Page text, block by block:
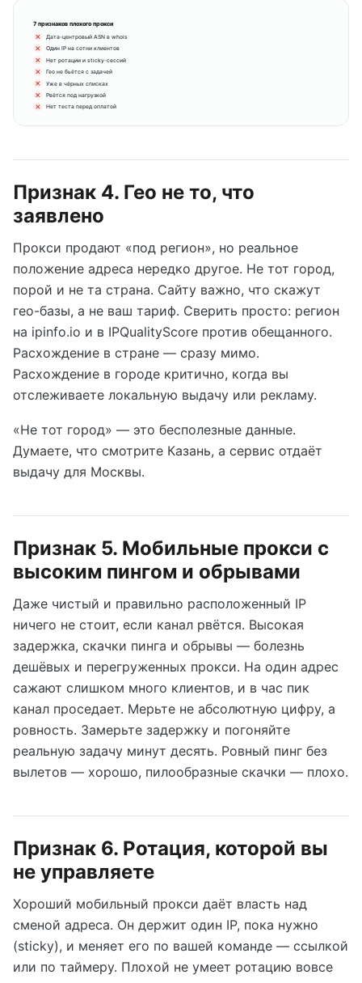
7 признаков плохого прокси
Дата-центровый ASN в whois
Один IP на сотни клиентов
Нет ротации и sticky-сессий
Гео не бьётся с задачей
Уже в чёрных списках
Рвётся под нагрузкой
Нет теста перед оплатой
Признак 4. Гео не то, что
заявлено
Прокси продают «под регион», но реальное
положение адреса нередко другое. Не тот город,
порой и не та страна. Сайту важно, что скажут
гео-базы, а не ваш тариф. Сверить просто: регион
на ipinfo.io и в IPQualityScore против обещанного.
Расхождение в стране — сразу мимо.
Расхождение в городе критично, когда вы
отслеживаете локальную выдачу или рекламу.
«Не тот город» — это бесполезные данные.
Думаете, что смотрите Казань, а сервис отдаёт
выдачу для Москвы.
Признак 5. Мобильные прокси с
высоким пингом и обрывами
Даже чистый и правильно расположенный IP
ничего не стоит, если канал рвётся. Высокая
задержка, скачки пинга и обрывы — болезнь
дешёвых и перегруженных прокси. На один адрес
сажают слишком много клиентов, и в час пик
канал проседает. Мерьте не абсолютную цифру, а
ровность. Замерьте задержку и погоняйте
реальную задачу минут десять. Ровный пинг без
вылетов — хорошо, пилообразные скачки — плохо.
Признак 6. Ротация, которой вы
не управляете
Хороший мобильный прокси даёт власть над
сменой адреса. Он держит один IP, пока нужно
(sticky), и меняет его по вашей команде — ссылкой
или по таймеру. Плохой не умеет ротацию вовсе